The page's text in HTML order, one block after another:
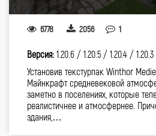
6778 2056 1
Версия: 1.20.6 / 1.20.5 / 1.20.4 /
Установив текстурпак Winthor
Майнкрафт средневековой
заметно в поселениях, которые
реалистичнее и атмосфернее.
здания,…